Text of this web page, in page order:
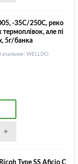
-35С/250С, реко
але пі
5г/банка
WELLDO
Type SS Aficio C